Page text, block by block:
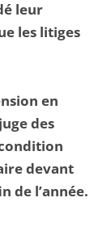
leur
les litiges
en
des
devant
de l’année.